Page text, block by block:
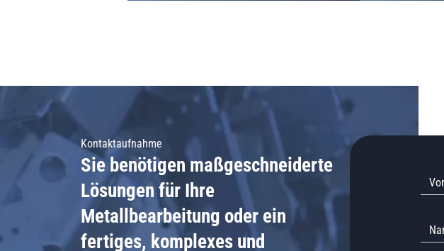
Kontaktaufnahme
Sie benötigen maßgeschneiderte
Lösungen für Ihre
Metallbearbeitung oder ein
fertiges, komplexes und